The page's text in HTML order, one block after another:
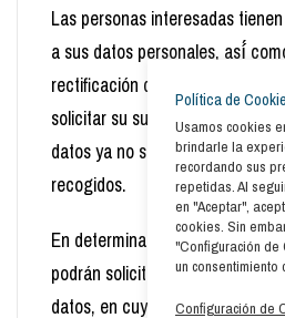
Las personas interesadas
a sus datos personales, así́
rectificación de los datos
solicitar su supresión cuando,
datos ya no sean necesarios
recogidos.
En determinadas
podrán solicitar la limitación del
datos, en cuyo caso únicamente
Política de
Usamos cookies
brindarle la
recordando sus
repetidas. Al
en "Aceptar",
cookies. Sin
"Configuración
un
Configuración de